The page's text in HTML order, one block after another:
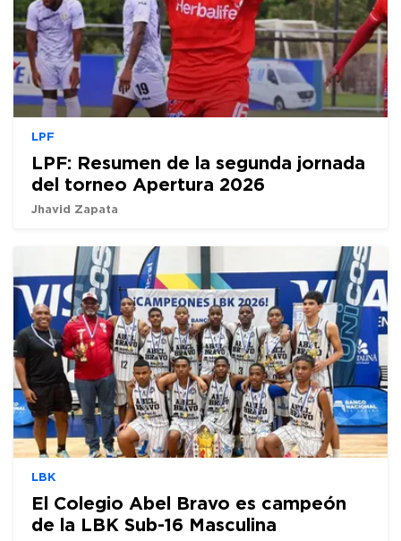
LPF
LPF: Resumen de la segunda jornada
del torneo Apertura 2026
Jhavid Zapata
LBK
El Colegio Abel Bravo es campeón
de la LBK Sub-16 Masculina